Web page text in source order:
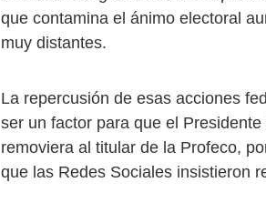
que contamina el ánimo electoral
muy distantes.
La repercusión de esas acciones
ser un factor para que el
removiera al titular de la Profeco,
que las Redes Sociales insistieron